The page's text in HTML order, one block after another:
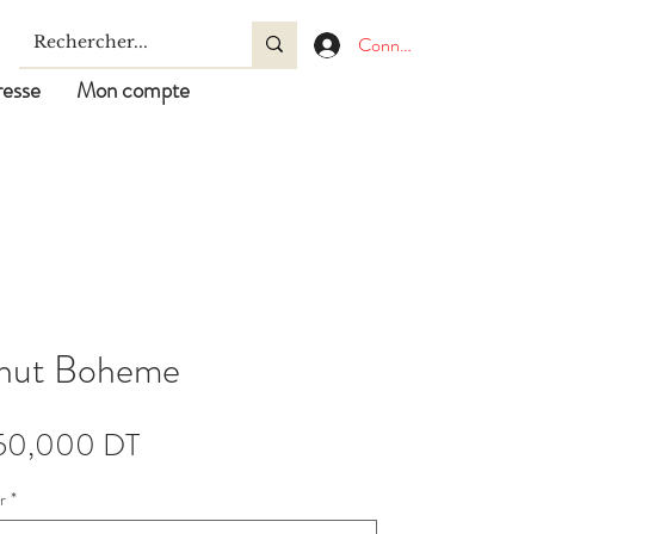
Mon compte
Connexion
Boheme
DTPrix
*